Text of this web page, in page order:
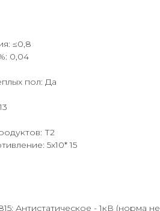
≤0,8
0,04
пол: Да
Т2
5х10* 15
Антистатическое - 1кВ (норма не